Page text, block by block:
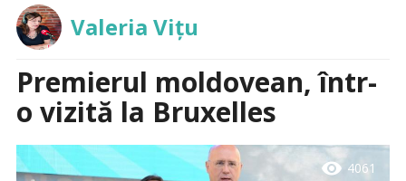
Valeria Vițu
Premierul moldovean, într-
o vizită la Bruxelles
visibility 4061